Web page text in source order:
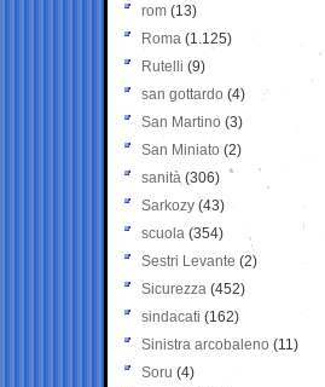
rom (13)
Roma (1.125)
Rutelli (9)
san gottardo (4)
San Martino (3)
San Miniato (2)
sanità (306)
Sarkozy (43)
scuola (354)
Sestri Levante (2)
Sicurezza (452)
sindacati (162)
Sinistra arcobaleno (11)
Soru (4)